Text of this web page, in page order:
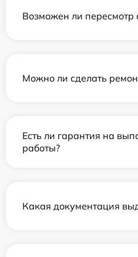
Возможен ли пересмотр
Можно ли сделать
Есть ли гарантия на
работы?
Какая документация